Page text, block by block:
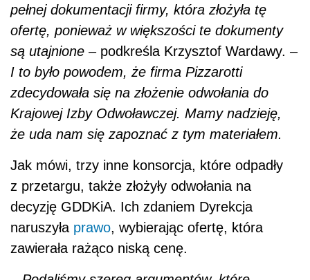
pełnej dokumentacji firmy, która złożyła tę
ofertę, ponieważ w większości te dokumenty
są utajnione – podkreśla Krzysztof Wardawy. –
I to było powodem, że firma Pizzarotti
zdecydowała się na złożenie odwołania do
Krajowej Izby Odwoławczej. Mamy nadzieję,
że uda nam się zapoznać z tym materiałem.
Jak mówi, trzy inne konsorcja, które odpadły
z przetargu, także złożyły odwołania na
decyzję GDDKiA. Ich zdaniem Dyrekcja
naruszyła prawo, wybierając ofertę, która
zawierała rażąco niską cenę.